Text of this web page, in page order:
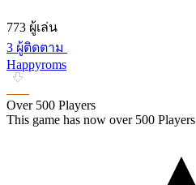
773 ผู้เล่น
3 ผู้ติดตาม
Happyroms
Over 500 Players
This game has now over 500 Players